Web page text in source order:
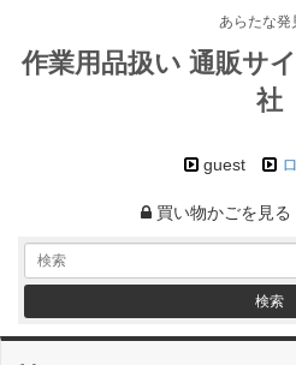
あらたな発
作業用品扱い 通販サ
社
guest
買い物かごを見る